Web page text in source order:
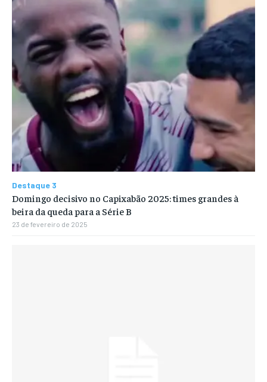
Destaque 3
Domingo decisivo no Capixabão 2025: times grandes à
beira da queda para a Série B
23 de fevereiro de 2025